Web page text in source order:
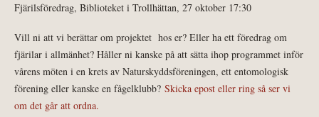
Fjärilsföredrag, Biblioteket i Trollhättan, 27 oktober 17:30
Vill ni att vi berättar om projektet hos er? Eller ha ett föredrag om
fjärilar i allmänhet? Håller ni kanske på att sätta ihop programmet inför
vårens möten i en krets av Naturskyddsföreningen, ett entomologisk
förening eller kanske en fågelklubb? Skicka epost eller ring så ser vi
om det går att ordna.